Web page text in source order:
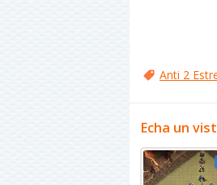
Anti 2
Echa un